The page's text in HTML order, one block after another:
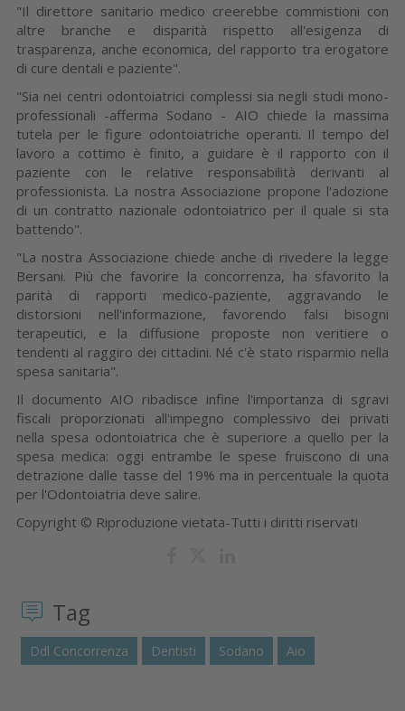
"Il direttore sanitario medico creerebbe commistioni con
altre branche e disparità rispetto all'esigenza di
trasparenza, anche economica, del rapporto tra erogatore
di cure dentali e paziente".
"Sia nei centri odontoiatrici complessi sia negli studi mono-
professionali -afferma Sodano - AIO chiede la massima
tutela per le figure odontoiatriche operanti. Il tempo del
lavoro a cottimo è finito, a guidare è il rapporto con il
paziente con le relative responsabilità derivanti al
professionista. La nostra Associazione propone l'adozione
di un contratto nazionale odontoiatrico per il quale si sta
battendo".
"La nostra Associazione chiede anche di rivedere la legge
Bersani. Più che favorire la concorrenza, ha sfavorito la
parità di rapporti medico-paziente, aggravando le
distorsioni nell'informazione, favorendo falsi bisogni
terapeutici, e la diffusione proposte non veritiere o
tendenti al raggiro dei cittadini. Né c'è stato risparmio nella
spesa sanitaria".
Il documento AIO ribadisce infine l'importanza di sgravi
fiscali proporzionati all'impegno complessivo dei privati
nella spesa odontoiatrica che è superiore a quello per la
spesa medica: oggi entrambe le spese fruiscono di una
detrazione dalle tasse del 19% ma in percentuale la quota
per l'Odontoiatria deve salire.
Copyright © Riproduzione vietata-Tutti i diritti riservati
Tag
Ddl Concorrenza Dentisti Sodano Aio